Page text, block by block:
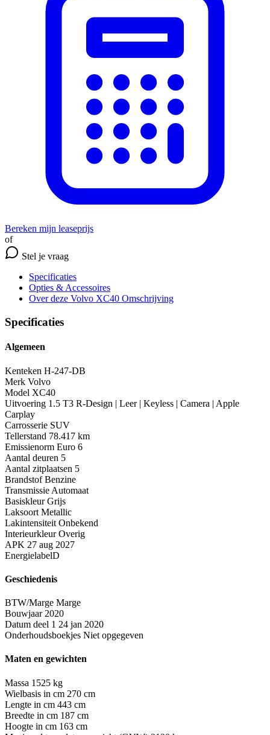
Bereken mijn leaseprijs
of
Stel je vraag
Specificaties
Opties & Accessoires
Over deze Volvo XC40 Omschrijving
Specificaties
Algemeen
Kenteken H-247-DB
Merk Volvo
Model XC40
Uitvoering 1.5 T3 R-Design | Leer | Keyless | Camera | Apple
Carplay
Carrosserie SUV
Tellerstand 78.417 km
Emissienorm Euro 6
Aantal deuren 5
Aantal zitplaatsen 5
Brandstof Benzine
Transmissie Automaat
Basiskleur Grijs
Laksoort Metallic
Lakintensiteit Onbekend
Interieurkleur Overig
APK 27 aug 2027
EnergielabelD
Geschiedenis
BTW/Marge Marge
Bouwjaar 2020
Datum deel 1 24 jan 2020
Onderhoudsboekjes Niet opgegeven
Maten en gewichten
Massa 1525 kg
Wielbasis in cm 270 cm
Lengte in cm 443 cm
Breedte in cm 187 cm
Hoogte in cm 163 cm